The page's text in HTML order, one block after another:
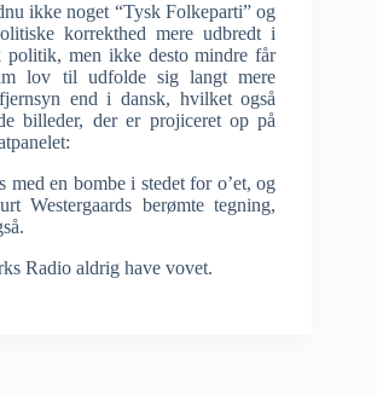
ikke noget “Tysk Folkeparti” og
korrekthed mere udbredt i
politik, men ikke desto mindre får
lov til udfolde sig langt mere
end i dansk, hvilket også
billeder, der er projiceret op på
med en bombe i stedet for o’et, og
Westergaards berømte tegning,
Radio aldrig have vovet.